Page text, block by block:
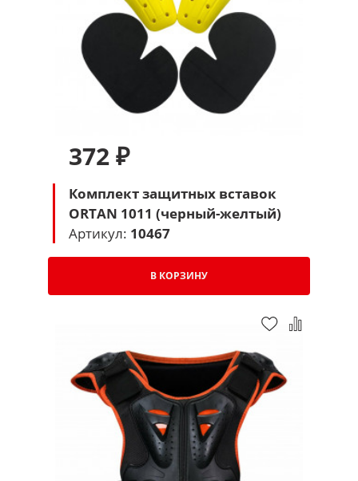
372 ₽
Комплект защитных вставок
ORTAN 1011 (черный-желтый)
Артикул: 10467
В КОРЗИНУ